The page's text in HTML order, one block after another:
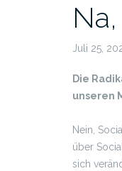
Juli 25,
Die
unseren
Nein,
über
sich